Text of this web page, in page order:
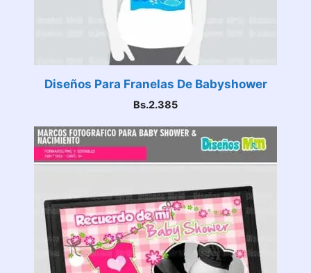
Diseños Para Franelas De Babyshower
Bs.2.385